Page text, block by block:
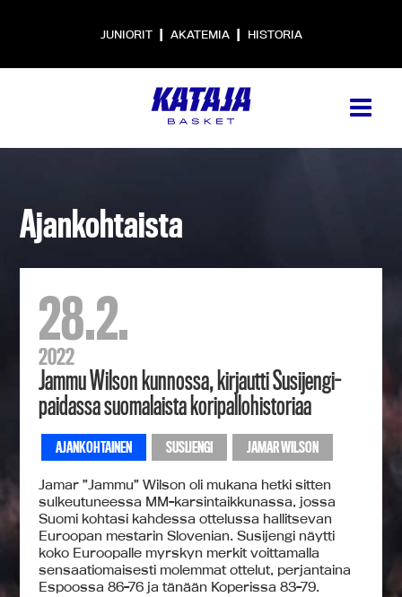
JUNIORIT | AKATEMIA | HISTORIA
Ajankohtaista
28.2.
2022
Jammu Wilson kunnossa, kirjautti Susijengi-
paidassa suomalaista koripallohistoriaa
AJANKOHTAINEN SUSIJENGI JAMAR WILSON
Jamar ”Jammu” Wilson oli mukana hetki sitten
sulkeutuneessa MM-karsintaikkunassa, jossa
Suomi kohtasi kahdessa ottelussa hallitsevan
Euroopan mestarin Slovenian. Susijengi näytti
koko Euroopalle myrskyn merkit voittamalla
sensaatiomaisesti molemmat ottelut, perjantaina
Espoossa 86-76 ja tänään Koperissa 83-79.